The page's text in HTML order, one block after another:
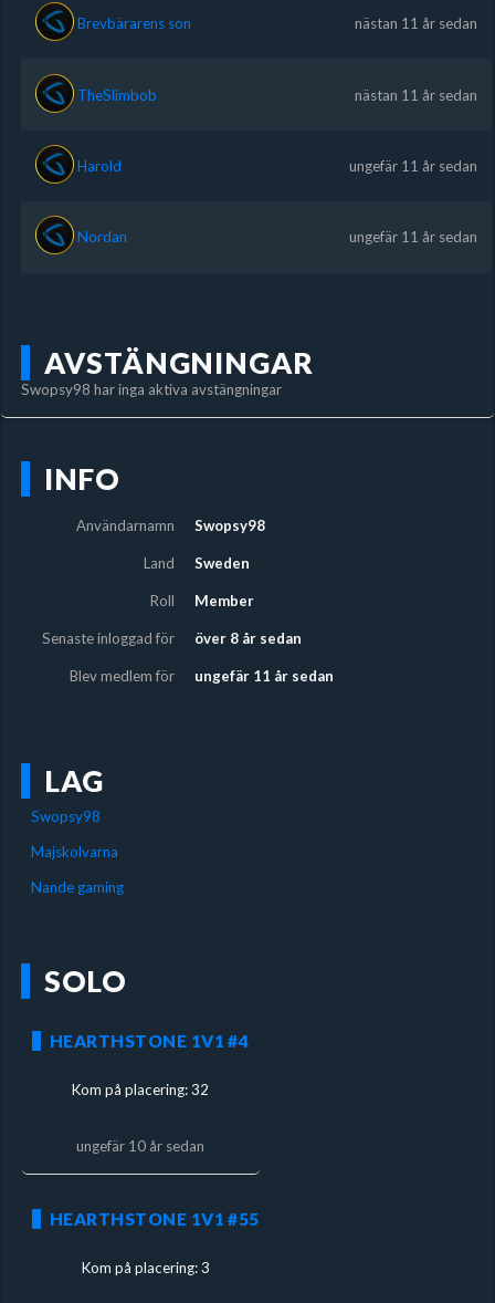
Brevbärarens son nästan 11 år sedan
TheSlimbob nästan 11 år sedan
Harold ungefär 11 år sedan
Nordan ungefär 11 år sedan
AVSTÄNGNINGAR
Swopsy98 har inga aktiva avstängningar
INFO
Användarnamn Swopsy98
Land Sweden
Roll Member
Senaste inloggad för över 8 år sedan
Blev medlem för ungefär 11 år sedan
LAG
Swopsy98
Majskolvarna
Nande gaming
SOLO
HEARTHSTONE 1V1 #4
Kom på placering: 32
ungefär 10 år sedan
HEARTHSTONE 1V1 #55
Kom på placering: 3